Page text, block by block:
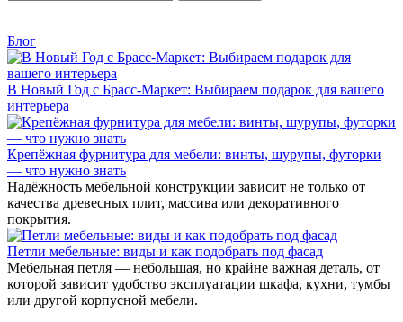
Блог
В Новый Год с Брасс-Маркет: Выбираем подарок для вашего
интерьера
Крепёжная фурнитура для мебели: винты, шурупы, футорки
— что нужно знать
Надёжность мебельной конструкции зависит не только от
качества древесных плит, массива или декоративного
покрытия.
Петли мебельные: виды и как подобрать под фасад
Мебельная петля — небольшая, но крайне важная деталь, от
которой зависит удобство эксплуатации шкафа, кухни, тумбы
или другой корпусной мебели.